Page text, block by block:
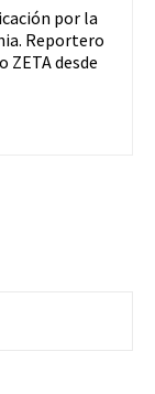
por la
Reportero
ZETA desde